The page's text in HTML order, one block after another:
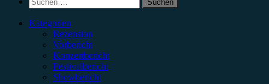
nach:
Kategorien
Rezension
Vorbericht
Konzertbericht
Festivalbericht
Showbericht